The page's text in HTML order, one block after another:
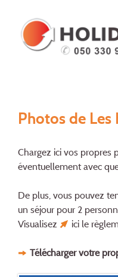
Photos de Les
Chargez ici vos propres
éventuellement avec
De plus, vous pouvez
un séjour pour 2
Visualisez
ici le
Télécharger votre